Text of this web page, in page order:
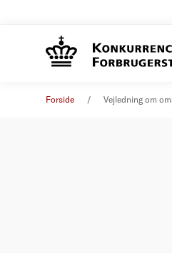
Forside Vejledning om